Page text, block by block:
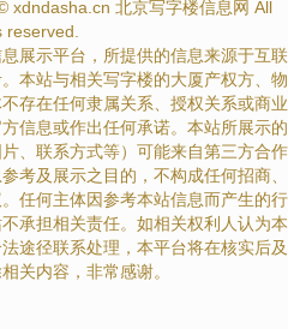
xdndasha.cn 北京写字楼信息网 All
reserved.
展示平台，所提供的信息来源于互联
本站与相关写字楼的大厦产权方、物
存在任何隶属关系、授权关系或商业
信息或作出任何承诺。本站所展示的
、联系方式等）可能来自第三方合作
考及展示之目的，不构成任何招商、
任何主体因参考本站信息而产生的行
承担相关责任。如相关权利人认为本
途径联系处理，本平台将在核实后及
关内容，非常感谢。